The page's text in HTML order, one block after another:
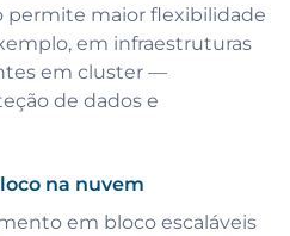
permite maior flexibilidade
em infraestruturas
em cluster —
de dados e
na nuvem
em bloco escaláveis